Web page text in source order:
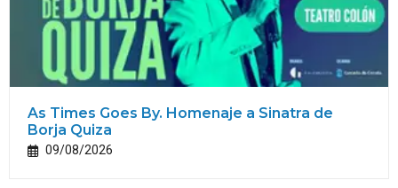
As Times Goes By. Homenaje a Sinatra de
Borja Quiza
09/08/2026